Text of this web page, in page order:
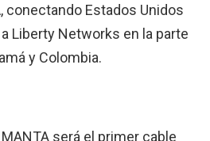
conectando Estados Unidos
Liberty Networks en la parte
y Colombia.
será el primer cable